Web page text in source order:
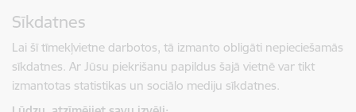
Sīkdatnes
Lai šī tīmekļvietne darbotos, tā izmanto obligāti nepieciešamās
sīkdatnes. Ar Jūsu piekrišanu papildus šajā vietnē var tikt
izmantotas statistikas un sociālo mediju sīkdatnes.